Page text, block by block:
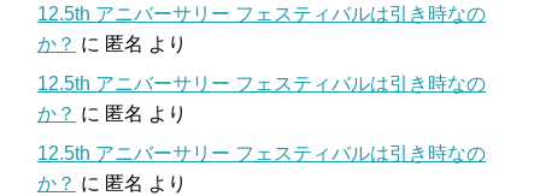
12.5th アニバーサリー フェスティバルは引き時なの
か？ に 匿名 より
12.5th アニバーサリー フェスティバルは引き時なの
か？ に 匿名 より
12.5th アニバーサリー フェスティバルは引き時なの
か？ に 匿名 より